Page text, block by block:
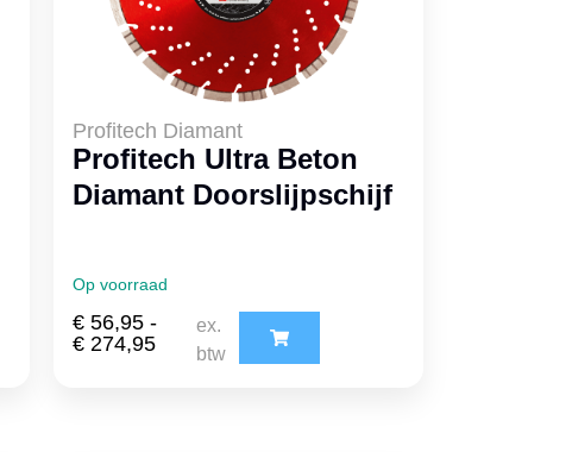
Profitech Diamant
Profitech Ultra Beton
Diamant Doorslijpschijf
Op voorraad
€ 56,95 -
€ 274,95
ex.
btw